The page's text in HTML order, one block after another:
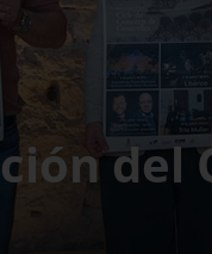
del